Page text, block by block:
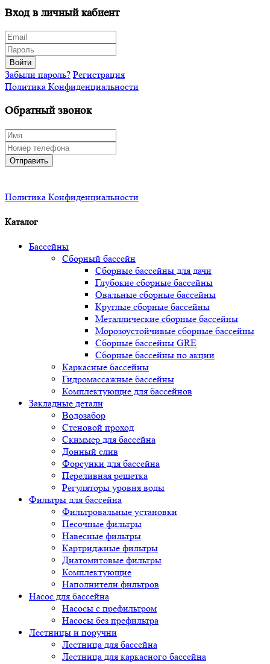
Вход в личный кабиент
Войти
Забыли пароль? Регистрация
Политика Конфиденциальности
Обратный звонок
Отправить
Политика Конфиденциальности
Каталог
Бассейны
Сборный бассейн
Сборные бассейны для дачи
Глубокие сборные бассейны
Овальные сборные бассейны
Круглые сборные бассейны
Металлические сборные бассейны
Морозоустойчивые сборные бассейны
Сборные бассейны GRE
Сборные бассейны по акции
Каркасные бассейны
Гидромассажные бассейны
Комплектующие для бассейнов
Закладные детали
Водозабор
Стеновой проход
Скиммер для бассейна
Донный слив
Форсунки для бассейна
Переливная решетка
Регуляторы уровня воды
Фильтры для бассейна
Фильтровальные установки
Песочные фильтры
Навесные фильтры
Картриджные фильтры
Диатомитовые фильтры
Комплектующие
Наполнители фильтров
Насос для бассейна
Насосы с префильтром
Насосы без префильтра
Лестницы и поручни
Лестница для бассейна
Лестница для каркасного бассейна